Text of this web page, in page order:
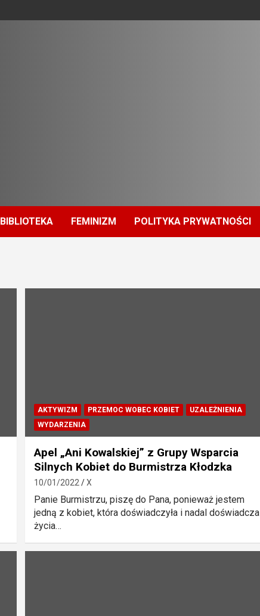
BIBLIOTEKA FEMINIZM POLITYKA PRYWATNOŚCI
AKTYWIZM PRZEMOC WOBEC KOBIET
UZALEŻNIENIA
WYDARZENIA
Apel „Ani Kowalskiej” z Grupy Wsparcia
Silnych Kobiet do Burmistrza Kłodzka
10/01/2022 X
Panie Burmistrzu, piszę do Pana, ponieważ jestem
jedną z kobiet, która doświadczyła i nadal doświadcza
życia…